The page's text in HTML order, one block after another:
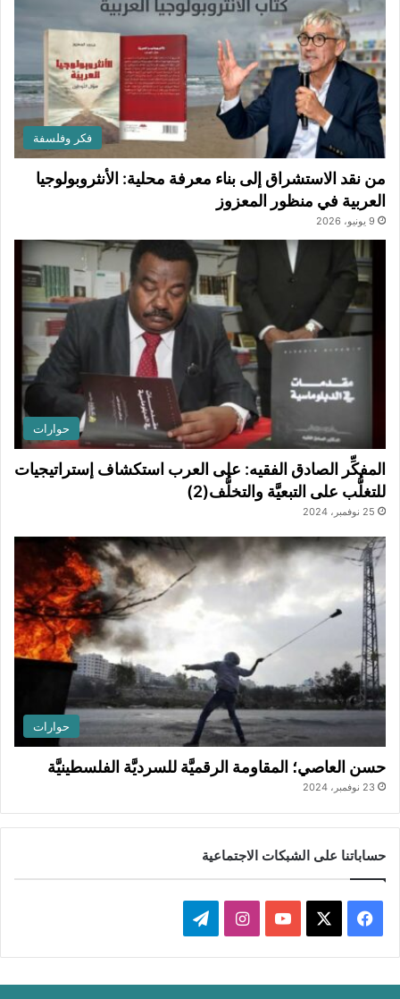
فكر وفلسفة
من نقد الاستشراق إلى بناء معرفة محلية: الأنثروبولوجيا
العربية في منظور المعزوز
9 يونيو، 2026
حوارات
المفكِّر الصادق الفقيه: على العرب استكشاف إستراتيجيات
للتغلُّب على التبعيَّة والتخلُّف(2)
25 نوفمبر، 2024
حوارات
حسن العاصي؛ المقاومة الرقميَّة للسرديَّة الفلسطينيَّة
23 نوفمبر، 2024
حساباتنا على الشبكات الاجتماعية
ي
س
X
Y
o
ن
س
ي
ل